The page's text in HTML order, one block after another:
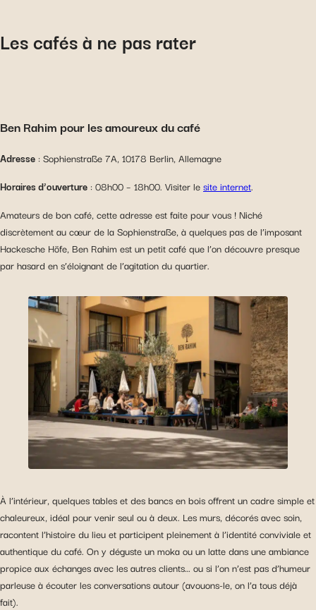
Les cafés à ne pas rater
Ben Rahim pour les amoureux du café
Adresse : Sophienstraße 7A, 10178 Berlin, Allemagne
Horaires d’ouverture : 08h00 – 18h00. Visiter lesite internet.
Amateurs de bon café, cette adresse est faite pour vous ! Niché
discrètement au cœur de la Sophienstraße, à quelques pas de l’imposant
Hackesche Höfe, Ben Rahim est un petit café que l’on découvre presque
par hasard en s’éloignant de l’agitation du quartier.
À l’intérieur, quelques tables et des bancs en bois offrent un cadre simple et
chaleureux, idéal pour venir seul ou à deux. Les murs, décorés avec soin,
racontent l’histoire du lieu et participent pleinement à l’identité conviviale et
authentique du café. On y déguste un moka ou un latte dans une ambiance
propice aux échanges avec les autres clients… ou si l’on n’est pas d’humeur
parleuse à écouter les conversations autour (avouons-le, on l’a tous déjà
fait).